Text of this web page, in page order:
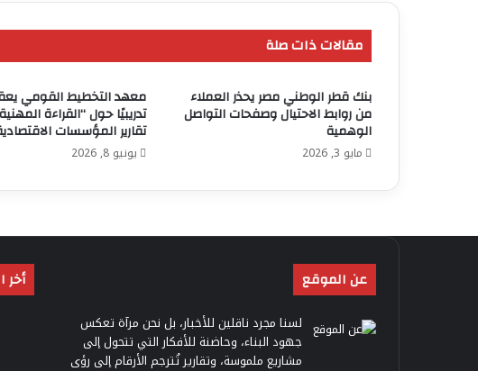
مقالات ذات صلة
بنك قطر الوطني مصر يحذر العملاء
من روابط الاحتيال وصفحات التواصل
الوهمية
مايو 3, 2026
معهد التخطيط القومي
تدريبيًا حول “القراءة
تقارير المؤسسات
يونيو 8, 2026
عن الموقع
لسنا مجرد ناقلين للأخبار، بل نحن مرآة تعكس
جهود البناء، وحاضنة للأفكار التي تتحول إلى
مشاريع ملموسة، وتقارير تُترجم الأرقام إلى رؤى
أخر